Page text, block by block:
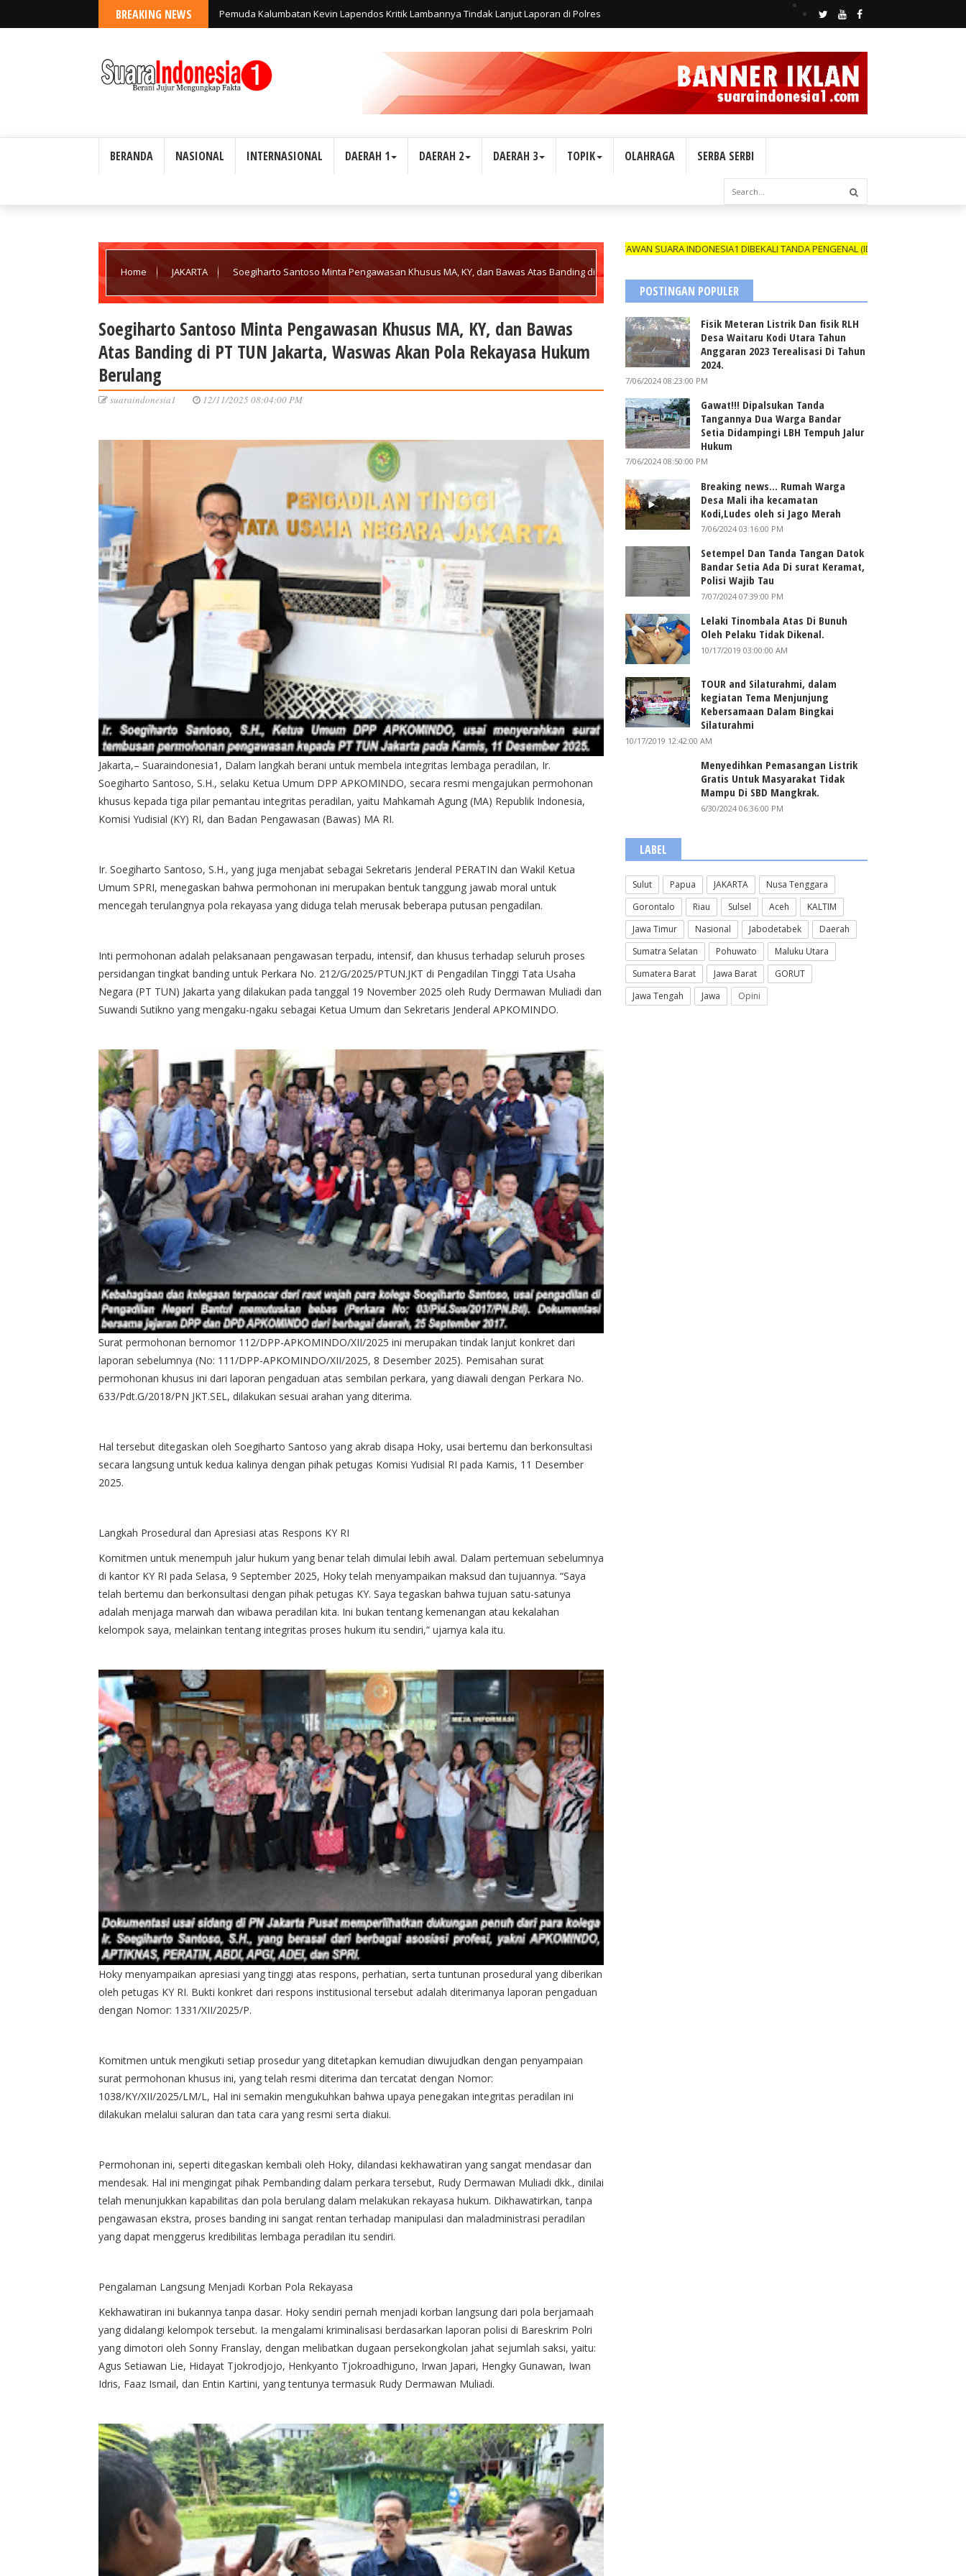
BREAKING NEWS Pemuda Kalumbatan Kevin Lapendos Kritik Lambannya Tindak Lanjut Laporan di Polres
BERANDA NASIONAL INTERNASIONAL DAERAH 1 DAERAH 2 DAERAH 3 TOPIK OLAHRAGA SERBA SERBI
Home JAKARTA Soegiharto Santoso Minta Pengawasan Khusus MA, KY, dan Bawas Atas Banding di
Soegiharto Santoso Minta Pengawasan Khusus MA, KY, dan Bawas
Atas Banding di PT TUN Jakarta, Waswas Akan Pola Rekayasa Hukum
Berulang
suaraindonesia1 12/11/2025 08:04:00 PM
Jakarta,– Suaraindonesia1, Dalam langkah berani untuk membela integritas lembaga peradilan, Ir.
Soegiharto Santoso, S.H., selaku Ketua Umum DPP APKOMINDO, secara resmi mengajukan permohonan
khusus kepada tiga pilar pemantau integritas peradilan, yaitu Mahkamah Agung (MA) Republik Indonesia,
Komisi Yudisial (KY) RI, dan Badan Pengawasan (Bawas) MA RI.
Ir. Soegiharto Santoso, S.H., yang juga menjabat sebagai Sekretaris Jenderal PERATIN dan Wakil Ketua
Umum SPRI, menegaskan bahwa permohonan ini merupakan bentuk tanggung jawab moral untuk
mencegah terulangnya pola rekayasa yang diduga telah merusak beberapa putusan pengadilan.
Inti permohonan adalah pelaksanaan pengawasan terpadu, intensif, dan khusus terhadap seluruh proses
persidangan tingkat banding untuk Perkara No. 212/G/2025/PTUN.JKT di Pengadilan Tinggi Tata Usaha
Negara (PT TUN) Jakarta yang dilakukan pada tanggal 19 November 2025 oleh Rudy Dermawan Muliadi dan
Suwandi Sutikno yang mengaku-ngaku sebagai Ketua Umum dan Sekretaris Jenderal APKOMINDO.
Surat permohonan bernomor 112/DPP-APKOMINDO/XII/2025 ini merupakan tindak lanjut konkret dari
laporan sebelumnya (No: 111/DPP-APKOMINDO/XII/2025, 8 Desember 2025). Pemisahan surat
permohonan khusus ini dari laporan pengaduan atas sembilan perkara, yang diawali dengan Perkara No.
633/Pdt.G/2018/PN JKT.SEL, dilakukan sesuai arahan yang diterima.
Hal tersebut ditegaskan oleh Soegiharto Santoso yang akrab disapa Hoky, usai bertemu dan berkonsultasi
secara langsung untuk kedua kalinya dengan pihak petugas Komisi Yudisial RI pada Kamis, 11 Desember
2025.
Langkah Prosedural dan Apresiasi atas Respons KY RI
Komitmen untuk menempuh jalur hukum yang benar telah dimulai lebih awal. Dalam pertemuan sebelumnya
di kantor KY RI pada Selasa, 9 September 2025, Hoky telah menyampaikan maksud dan tujuannya. “Saya
telah bertemu dan berkonsultasi dengan pihak petugas KY. Saya tegaskan bahwa tujuan satu-satunya
adalah menjaga marwah dan wibawa peradilan kita. Ini bukan tentang kemenangan atau kekalahan
kelompok saya, melainkan tentang integritas proses hukum itu sendiri,” ujarnya kala itu.
Hoky menyampaikan apresiasi yang tinggi atas respons, perhatian, serta tuntunan prosedural yang diberikan
oleh petugas KY RI. Bukti konkret dari respons institusional tersebut adalah diterimanya laporan pengaduan
dengan Nomor: 1331/XII/2025/P.
Komitmen untuk mengikuti setiap prosedur yang ditetapkan kemudian diwujudkan dengan penyampaian
surat permohonan khusus ini, yang telah resmi diterima dan tercatat dengan Nomor:
1038/KY/XII/2025/LM/L, Hal ini semakin mengukuhkan bahwa upaya penegakan integritas peradilan ini
dilakukan melalui saluran dan tata cara yang resmi serta diakui.
Permohonan ini, seperti ditegaskan kembali oleh Hoky, dilandasi kekhawatiran yang sangat mendasar dan
mendesak. Hal ini mengingat pihak Pembanding dalam perkara tersebut, Rudy Dermawan Muliadi dkk., dinilai
telah menunjukkan kapabilitas dan pola berulang dalam melakukan rekayasa hukum. Dikhawatirkan, tanpa
pengawasan ekstra, proses banding ini sangat rentan terhadap manipulasi dan maladministrasi peradilan
yang dapat menggerus kredibilitas lembaga peradilan itu sendiri.
Pengalaman Langsung Menjadi Korban Pola Rekayasa
Kekhawatiran ini bukannya tanpa dasar. Hoky sendiri pernah menjadi korban langsung dari pola berjamaah
yang didalangi kelompok tersebut. Ia mengalami kriminalisasi berdasarkan laporan polisi di Bareskrim Polri
yang dimotori oleh Sonny Franslay, dengan melibatkan dugaan persekongkolan jahat sejumlah saksi, yaitu:
Agus Setiawan Lie, Hidayat Tjokrodjojo, Henkyanto Tjokroadhiguno, Irwan Japari, Hengky Gunawan, Iwan
Idris, Faaz Ismail, dan Entin Kartini, yang tentunya termasuk Rudy Dermawan Muliadi.
WARTAWAN SUARA INDONESIA1 DIBEKALI TANDA PENGENAL (ID CARD) YANG MASIH BERLAKU DAN
POSTINGAN POPULER
Fisik Meteran Listrik Dan fisik RLH
Desa Waitaru Kodi Utara Tahun
Anggaran 2023 Terealisasi Di Tahun
2024.
7/06/2024 08:23:00 PM
Gawat!!! Dipalsukan Tanda
Tangannya Dua Warga Bandar
Setia Didampingi LBH Tempuh Jalur
Hukum
7/06/2024 08:50:00 PM
Breaking news... Rumah Warga
Desa Mali iha kecamatan
Kodi,Ludes oleh si Jago Merah
7/06/2024 03:16:00 PM
Setempel Dan Tanda Tangan Datok
Bandar Setia Ada Di surat Keramat,
Polisi Wajib Tau
7/07/2024 07:39:00 PM
Lelaki Tinombala Atas Di Bunuh
Oleh Pelaku Tidak Dikenal.
10/17/2019 03:00:00 AM
TOUR and Silaturahmi, dalam
kegiatan Tema Menjunjung
Kebersamaan Dalam Bingkai
Silaturahmi
10/17/2019 12:42:00 AM
Menyedihkan Pemasangan Listrik
Gratis Untuk Masyarakat Tidak
Mampu Di SBD Mangkrak.
6/30/2024 06:36:00 PM
LABEL
Sulut Papua JAKARTA
Nusa Tenggara
Gorontalo
Riau Sulsel Aceh
KALTIM
Jawa Timur
Nasional Jabodetabek
Daerah
Sumatra Selatan
Pohuwato
Maluku Utara
Sumatera Barat
Jawa Barat
GORUT
Jawa Tengah
Jawa Opini